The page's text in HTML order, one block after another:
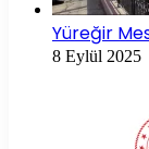
Yüreğir
8 Eylül 2025